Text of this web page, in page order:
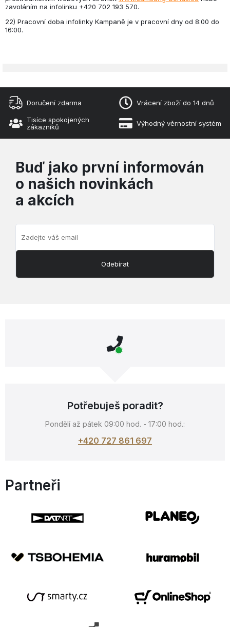
zavoláním na infolinku +420 702 193 570.
22) Pracovní doba infolinky Kampaně je v pracovní dny od 8:00 do
16:00.
Doručení zdarma Vrácení zboží do 14 dnů
Tisíce spokojených
zákazníků
Výhodný věrnostní systém
Buď jako první informován
o našich novinkách
a akcích
Odebírat
Potřebuješ poradit?
Pondělí až pátek 09:00 hod. - 17:00 hod.:
+420 727 861 697
Partneři